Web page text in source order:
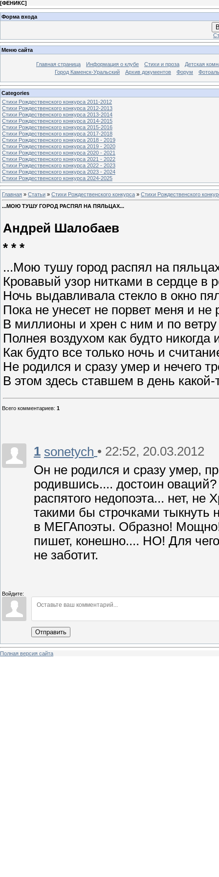
[ФЕНИКС]
Форма входа
Меню сайта
Главная страница Информация о клубе Стихи и проза
Детская
Город Каменск-Уральский
Архив документов Форум
Categories
Стихи Рождественского конкурса 2011-2012
Стихи Рождественского конкурса 2012-2013
Стихи Рождественского конкурса 2013-2014
Стихи Рождественского конкурса 2014-2015
Стихи Рождественского конкурса 2015-2016
Стихи Рождественского конкурса 2017-2018
Стихи Рождественского конкурса 2018 - 2019
Стихи Рождественского конкурса 2019 - 2020
Стихи Рождественского конкурса 2020 - 2021
Стихи Рождественского конкурса 2021 - 2022
Стихи Рождественского конкурса 2022 - 2023
Стихи Рождественского конкурса 2023 - 2024
Стихи Рождественского конкурса 2024-2025
Главная » Статьи » Стихи Рождественского конкурса » Стихи Рождественского
...МОЮ ТУШУ ГОРОД РАСПЯЛ НА ПЯЛЬЦАХ...
Андрей Шалобаев
* * *
...Мою тушу город распял на
Кровавый узор нитками в сердце в
Ночь выдавливала стекло в окно
Пока не унесет не порвет меня и не
В миллионы и хрен с ним и по ветру
Полнея воздухом как будто никогда
Как будто все только ночь и
Не родился и сразу умер и нечего
В этом здесь ставшем в день
Всего комментариев: 1
1 sonetych • 22:52, 20.03.2012
Он не родился и сразу умер,
родившись.... достоин
распятого недопоэта... нет, не
такими бы строчками тыкнуть
в МЕГАпоэты. Образно!
пишет, конешно.... НО! Для
не заботит.
Войдите:
Отправить
Полная версия сайта